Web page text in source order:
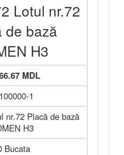
Lotul nr.72
de bază
H3
MDL
1
nr.72 Placă de bază
H3
Bucata